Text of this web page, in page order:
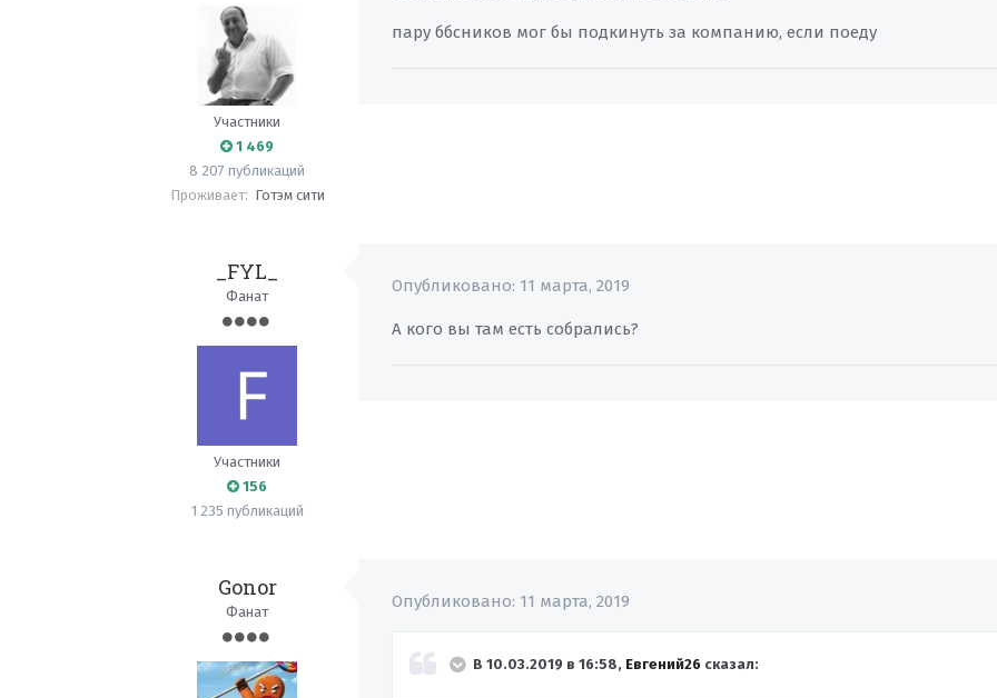
Участники
1 469
8 207 публикаций
Проживает: Готэм сити
пару ббсников мог бы подкинуть за компанию, если поеду
_FYL_
Фанат
Участники
156
1 235 публикаций
Опубликовано: 11 марта, 2019
А кого вы там есть собрались?
Gonor
Фанат
Опубликовано: 11 марта, 2019
В 10.03.2019 в 16:58, Евгений26 сказал: